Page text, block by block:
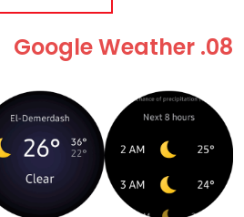
08. Google Weather